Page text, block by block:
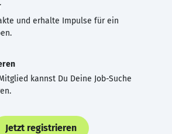
und erhalte Impulse für ein
kannst Du Deine Job-Suche
Jetzt registrieren